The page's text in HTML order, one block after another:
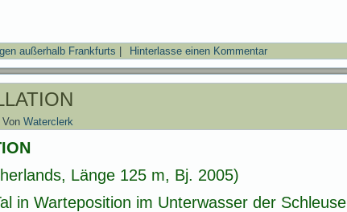
außerhalb Frankfurts Hinterlasse einen Kommentar
Von Waterclerk
Länge 125 m, Bj. 2005)
in Warteposition im Unterwasser der